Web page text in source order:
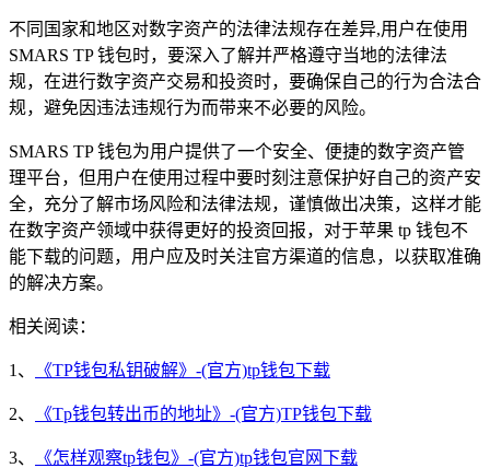
不同国家和地区对数字资产的法律法规存在差异,用户在使用
SMARS TP 钱包时，要深入了解并严格遵守当地的法律法
规，在进行数字资产交易和投资时，要确保自己的行为合法合
规，避免因违法违规行为而带来不必要的风险。
SMARS TP 钱包为用户提供了一个安全、便捷的数字资产管
理平台，但用户在使用过程中要时刻注意保护好自己的资产安
全，充分了解市场风险和法律法规，谨慎做出决策，这样才能
在数字资产领域中获得更好的投资回报，对于苹果 tp 钱包不
能下载的问题，用户应及时关注官方渠道的信息，以获取准确
的解决方案。
相关阅读：
1、 《TP钱包私钥破解》-(官方)tp钱包下载
2、 《Tp钱包转出币的地址》-(官方)TP钱包下载
3、 《怎样观察tp钱包》-(官方)tp钱包官网下载